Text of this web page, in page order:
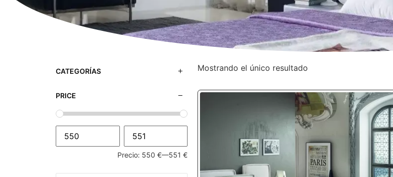
CATEGORÍAS
PRICE
Precio: 550 €—551 €
Mostrando el único resultado